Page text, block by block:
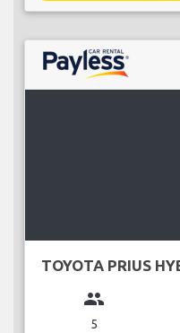
TOYOTA PRIUS
group
5